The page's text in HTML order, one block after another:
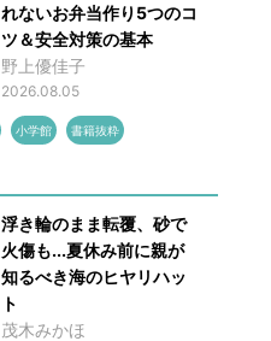
れないお弁当作り5つのコ
ツ＆安全対策の基本
野上優佳子
2026.08.05
小学館 書籍抜粋
浮き輪のまま転覆、砂で
火傷も...夏休み前に親が
知るべき海のヒヤリハッ
ト
茂木みかほ